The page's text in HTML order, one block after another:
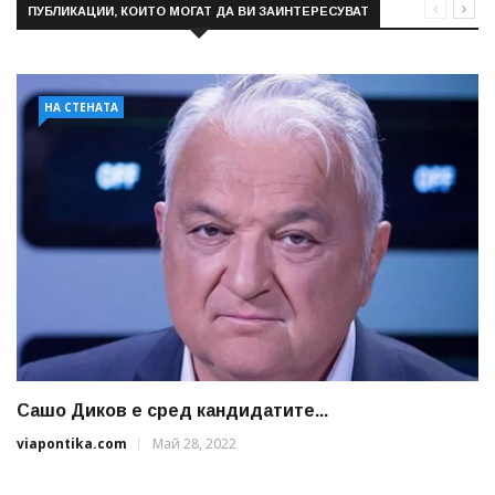
ПУБЛИКАЦИИ, КОИТО МОГАТ ДА ВИ ЗАИНТЕРЕСУВАТ
НА СТЕНАТА
Сашо Диков е сред кандидатите...
viapontika.com
Май 28, 2022